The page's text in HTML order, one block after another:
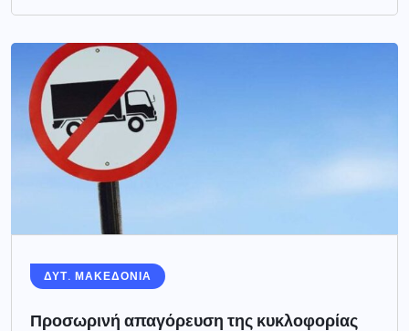
ΔΥΤ. ΜΑΚΕΔΟΝΙΑ
Προσωρινή απαγόρευση της κυκλοφορίας